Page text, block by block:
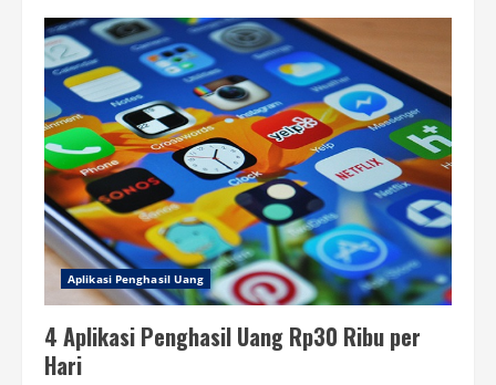
Penghasil
Uang
Aman,
Trik
Untung
Maksimal
2025!
Aplikasi Penghasil Uang
4 Aplikasi Penghasil Uang Rp30 Ribu per
Hari